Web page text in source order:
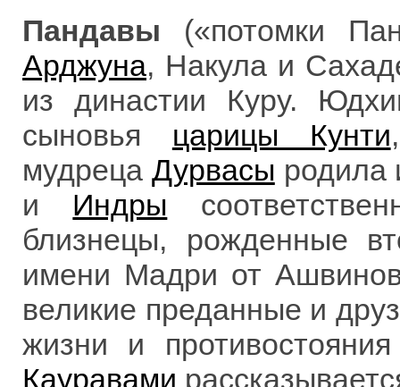
Пандавы («потомки
Арджуна, Накула и
из династии Куру.
сыновья царицы Кунти
мудреца Дурвасы родила
и Индры
близнецы, рожденные
имени Мадри от
великие преданные и
жизни и
Кауравами